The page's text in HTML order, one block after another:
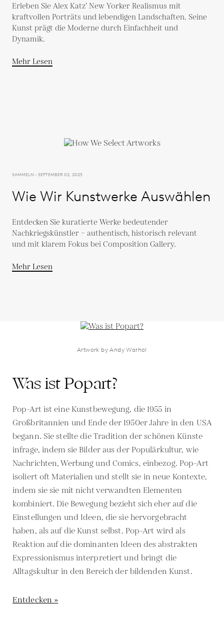
Erleben Sie Alex Katz’ New Yorker Realismus mit
kraftvollen Porträts und lebendigen Landschaften. Seine
Kunst prägt die Moderne durch Einfachheit und
Dynamik.
Mehr Lesen
SAMMELN - SEPTEMBER 02, 2025
Wie Wir Kunstwerke Auswählen
Entdecken Sie kuratierte Werke bedeutender
Nachkriegskünstler – authentisch, historisch relevant
und mit klarem Fokus bei Composition Gallery.
Mehr Lesen
Artwork by Andy Warhol
Was ist Popart?
Pop-Art ist eine Kunstbewegung, die 1955 in
Großbritannien und Ende der 1950er Jahre in den USA
begann. Sie stellte die Tradition der schönen Künste
infrage, indem sie Bilder aus der Populärkultur, wie
Nachrichten, Werbung und Comics, einbezog. Pop-Art
isoliert oft Materialien und stellt sie in neue Kontexte,
indem sie sie mit nicht verwandten Elementen
kombiniert. Die Bewegung bezieht sich eher auf die
Einstellungen und Ideen, die sie hervorgebracht
haben, als auf die Kunst selbst. Pop-Art wird als
Reaktion auf die dominanten Ideen des abstrakten
Expressionismus interpretiert und bringt die
Alltagskultur in den Bereich der bildenden Kunst.
Entdecken »